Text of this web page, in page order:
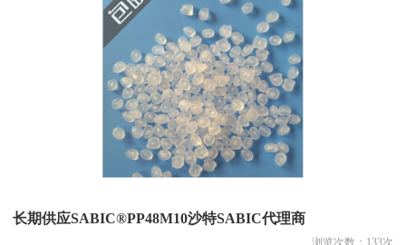
长期供应SABIC®PP48M10沙特SABIC代理商
浏览次数： 133次